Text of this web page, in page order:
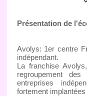
Présentation de
Avolys: 1er centre
indépendant.
La franchise
regroupement
entreprises
fortement